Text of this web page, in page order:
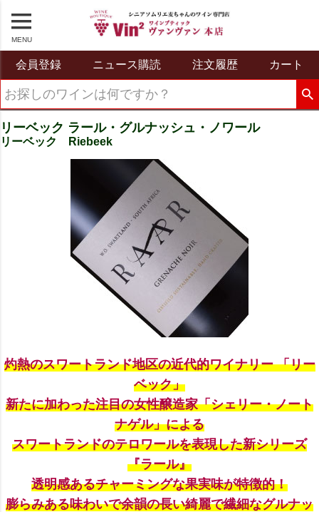
MENU
会員登録 ニュース購読 注文履歴 カート
リーベック ラール・グルナッシュ・ノワール
リーベック Riebeek
灼熱のスワートランド地区の近代的ワイナリー 「リー
ベック」
新たに加わった注目の女性醸造家「シェリー・ノート
ナゲル」による
スワートランドのテロワールを表現した新シリーズ
『ラール』
透明感あるチャーミングな果実味が特徴的！
膨らみある味わいで余韻の長い綺麗で繊細なグルナッ